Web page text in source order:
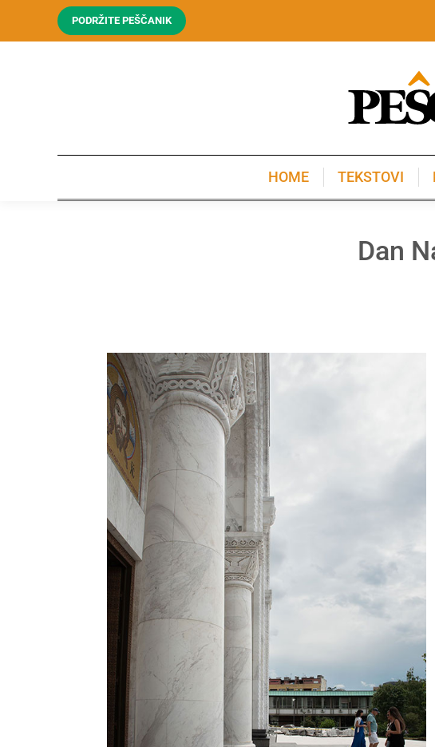
PODRŽITE PEŠČANIK
HOME TEKSTOVI
Dan